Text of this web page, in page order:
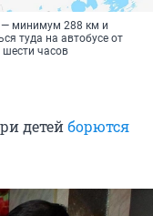
— минимум 288 км и
туда на автобусе от
шести часов
детейборются